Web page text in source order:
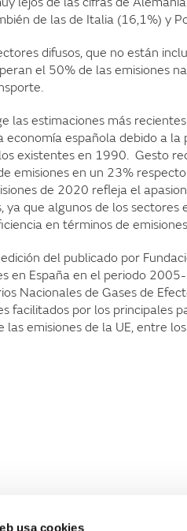
usa cookies
de las de Italia (16,1%) y
difusos, que no están
el 50% de las emisiones
las estimaciones más
economía española debido a
existentes en 1990. Gesto
emisiones en un 23%
de 2020 refleja el
ya que algunos de los
en términos de
del publicado por
en España en el periodo
Nacionales de Gases de
facilitados por los principales
emisiones de la UE, entre